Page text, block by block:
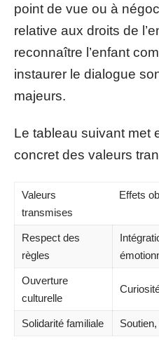
point de vue ou à
relative aux droits de
reconnaître l’enfant
instaurer le dialogue
majeurs.
Le tableau suivant met
concret des valeurs
Valeurs
transmises
Effets
Respect des
règles
Ouverture
culturelle
Solidarité familiale